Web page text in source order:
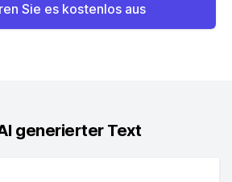
Sie es kostenlos aus
generierter Text